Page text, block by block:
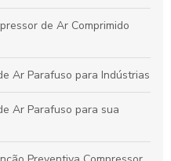
de Ar Comprimido
Ar Parafuso para Indústrias
Ar Parafuso para sua